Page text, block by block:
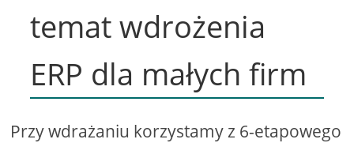
temat wdrożenia
ERP dla małych firm
Przy wdrażaniu korzystamy z 6-etapowego